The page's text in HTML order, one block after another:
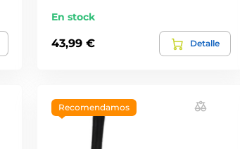
En stock
43,99 € Detalle
Recomendamos